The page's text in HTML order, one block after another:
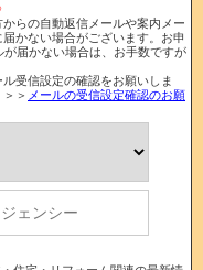
らの自動返信メールや案内メー
かない場合がございます。お申
届かない場合は、お手数ですが
受信設定の確認をお願いしま
＞ メールの受信設定確認のお願